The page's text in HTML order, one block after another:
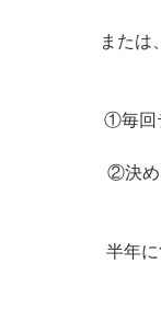
または
①毎回
②決め
半年